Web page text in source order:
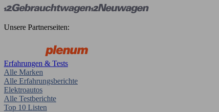
Unsere Partnerseiten:
Erfahrungen & Tests
Alle Marken
Alle Erfahrungsberichte
Elektroautos
Alle Testberichte
Top 10 Listen